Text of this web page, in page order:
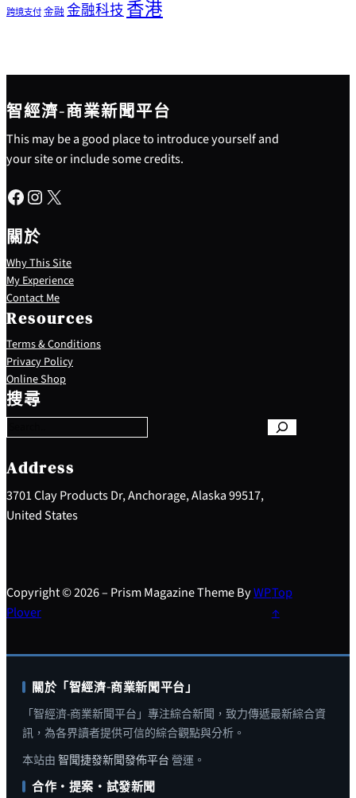
跨境支付金融 金融科技 香港
智經濟-商業新聞平台
This may be a good place to introduce yourself and
your site or include some credits.
Facebook Instagram X
關於
Why This Site
My Experience
Contact Me
Resources
Terms & Conditions
Privacy Policy
Online Shop
搜尋
S
e
a
c
h
Address
3701 Clay Products Dr, Anchorage, Alaska 99517,
United States
Copyright © 2026 – Prism Magazine Theme ByWP
Plover
Top
↑
關於「智經濟-商業新聞平台」
「智經濟-商業新聞平台」專注綜合新聞，致力傳遞最新綜合資
訊，為各界讀者提供可信的綜合觀點與分析。
本站由 智聞捷發新聞發佈平台 營運。
合作・提案・試發新聞